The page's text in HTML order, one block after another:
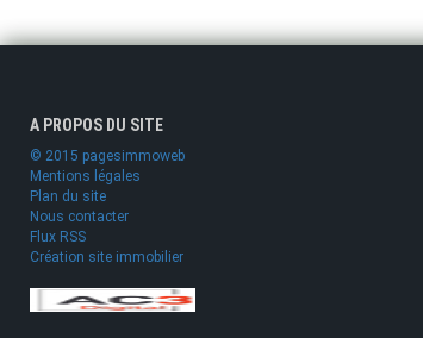
A PROPOS DU SITE
© 2015 pagesimmoweb
Mentions légales
Plan du site
Nous contacter
Flux RSS
Création site immobilier